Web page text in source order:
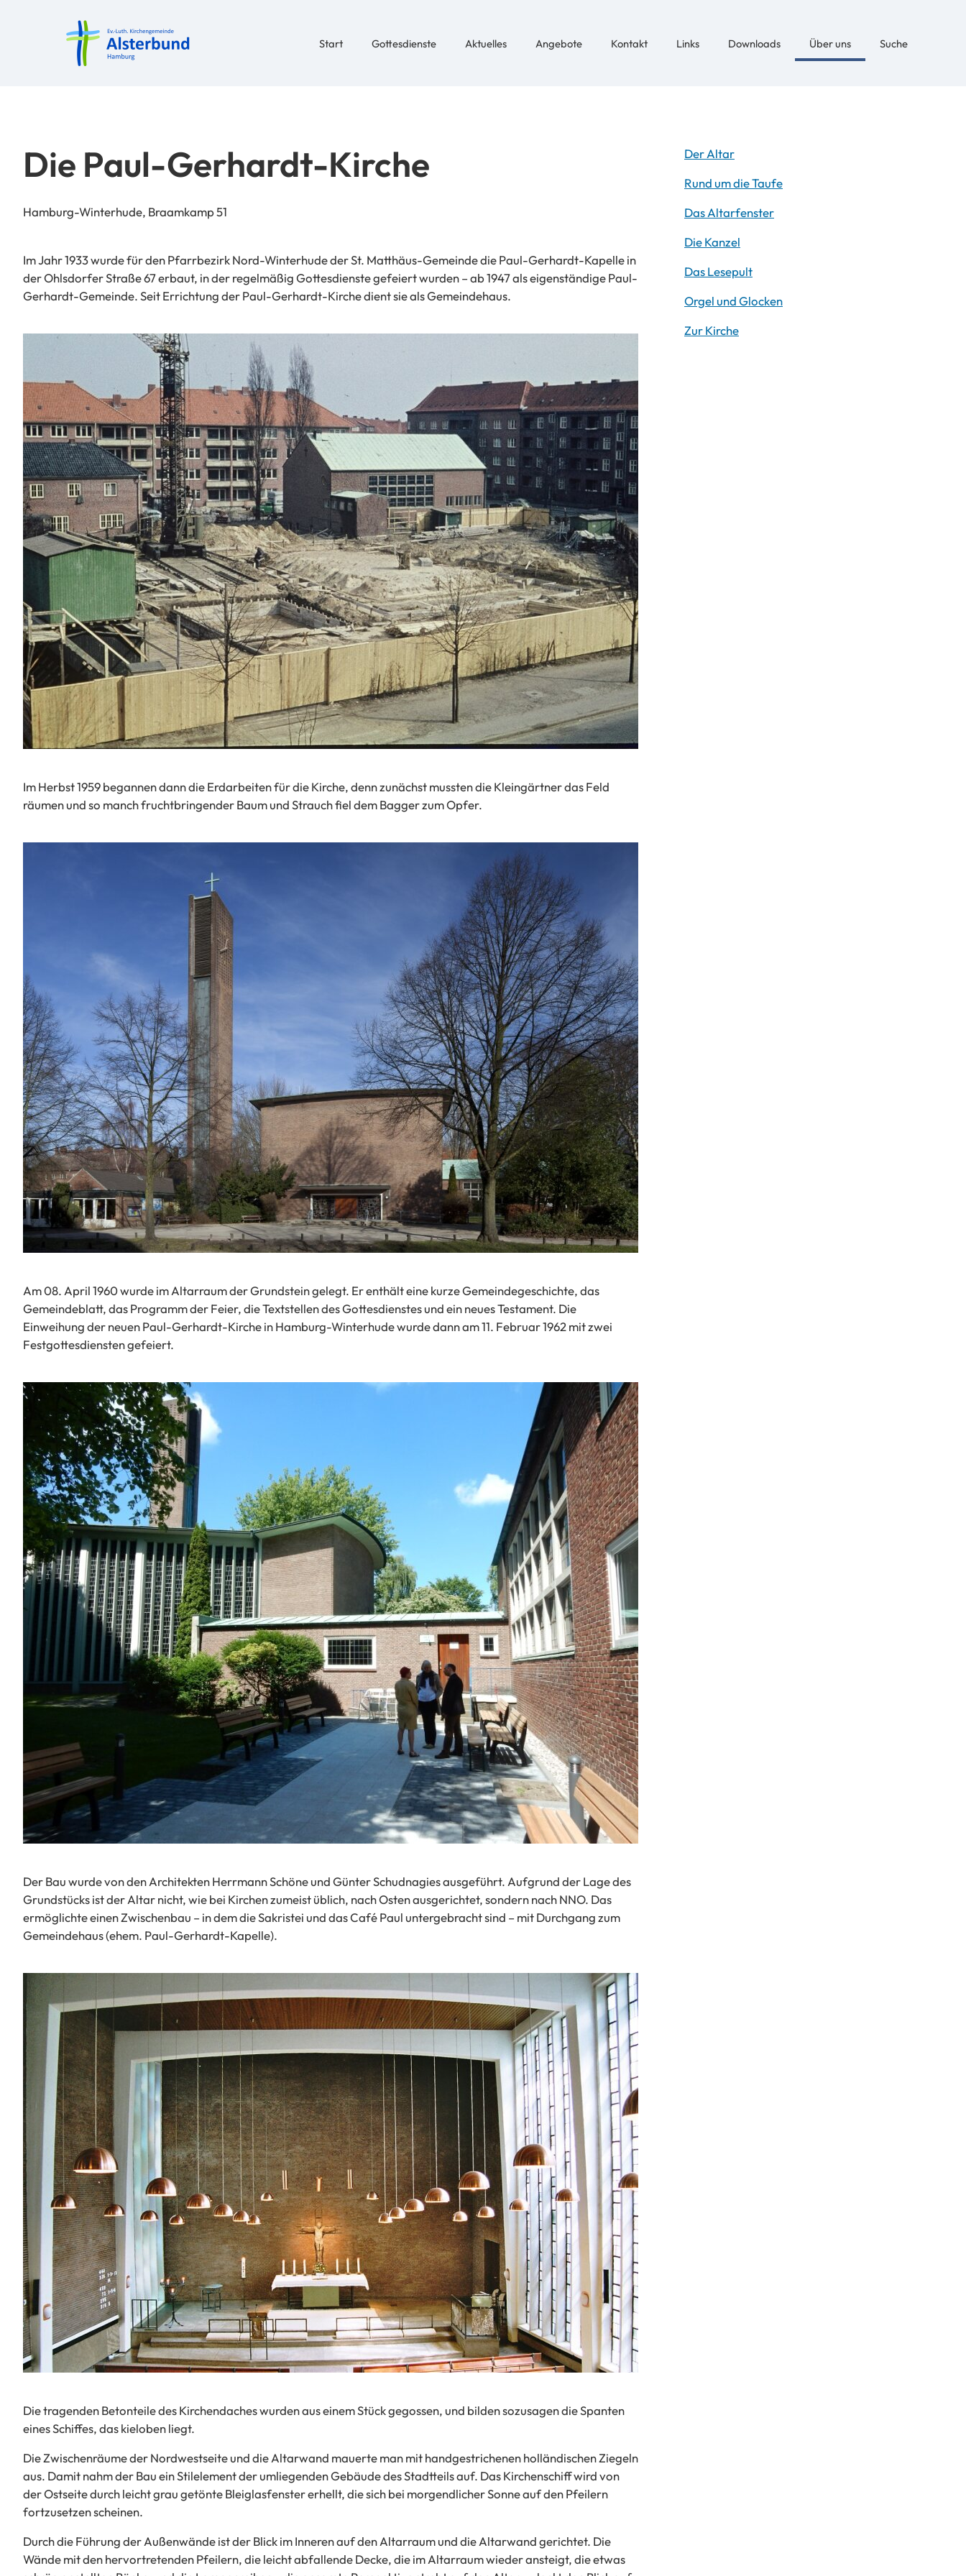
Start Gottesdienste Aktuelles Angebote Kontakt Links Downloads Über uns Suche
Die Paul-Gerhardt-Kirche
Hamburg-Winterhude, Braamkamp 51
Im Jahr 1933 wurde für den Pfarrbezirk Nord-Winterhude der St. Matthäus-Gemeinde die Paul-Gerhardt-Kapelle in
der Ohlsdorfer Straße 67 erbaut, in der regelmäßig Gottesdienste gefeiert wurden – ab 1947 als eigenständige Paul-
Gerhardt-Gemeinde. Seit Errichtung der Paul-Gerhardt-Kirche dient sie als Gemeindehaus.
Im Herbst 1959 begannen dann die Erdarbeiten für die Kirche, denn zunächst mussten die Kleingärtner das Feld
räumen und so manch fruchtbringender Baum und Strauch fiel dem Bagger zum Opfer.
Am 08. April 1960 wurde im Altarraum der Grundstein gelegt. Er enthält eine kurze Gemeindegeschichte, das
Gemeindeblatt, das Programm der Feier, die Textstellen des Gottesdienstes und ein neues Testament. Die
Einweihung der neuen Paul-Gerhardt-Kirche in Hamburg-Winterhude wurde dann am 11. Februar 1962 mit zwei
Festgottesdiensten gefeiert.
Der Bau wurde von den Architekten Herrmann Schöne und Günter Schudnagies ausgeführt. Aufgrund der Lage des
Grundstücks ist der Altar nicht, wie bei Kirchen zumeist üblich, nach Osten ausgerichtet, sondern nach NNO. Das
ermöglichte einen Zwischenbau – in dem die Sakristei und das Café Paul untergebracht sind – mit Durchgang zum
Gemeindehaus (ehem. Paul-Gerhardt-Kapelle).
Die tragenden Betonteile des Kirchendaches wurden aus einem Stück gegossen, und bilden sozusagen die Spanten
eines Schiffes, das kieloben liegt.
Die Zwischenräume der Nordwestseite und die Altarwand mauerte man mit handgestrichenen holländischen Ziegeln
aus. Damit nahm der Bau ein Stilelement der umliegenden Gebäude des Stadtteils auf. Das Kirchenschiff wird von
der Ostseite durch leicht grau getönte Bleiglasfenster erhellt, die sich bei morgendlicher Sonne auf den Pfeilern
fortzusetzen scheinen.
Durch die Führung der Außenwände ist der Blick im Inneren auf den Altarraum und die Altarwand gerichtet. Die
Wände mit den hervortretenden Pfeilern, die leicht abfallende Decke, die im Altarraum wieder ansteigt, die etwas
Der Altar
Rund um die Taufe
Das Altarfenster
Die Kanzel
Das Lesepult
Orgel und Glocken
Zur Kirche